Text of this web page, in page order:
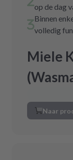
op de dag
Binnen
volledig
Miele
Naar